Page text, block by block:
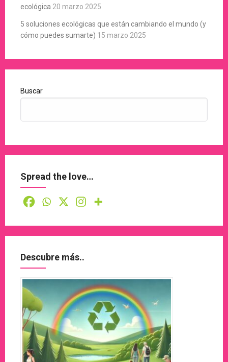
ecológica 20 marzo 2025
5 soluciones ecológicas que están cambiando el mundo (y
cómo puedes sumarte) 15 marzo 2025
Buscar
Spread the love…
Descubre más..